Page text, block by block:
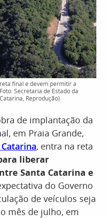
final e devem permitir a
Secretaria de Estado da
Reprodução)
de implantação da
em Praia Grande,
, entra na reta
liberar
Santa Catarina e
do Governo
de veículos seja
mês de julho, em